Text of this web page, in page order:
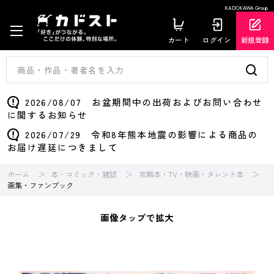
KADOKAWA Group
カート ログイン 新規登録
2026/08/07 お盆期間中の出荷およびお問い合わせ
に関するお知らせ
2026/07/29 令和8年熊本地震の影響による商品の
お届け遅延につきまして
ホーム 本・コミック・雑誌
攻略本・TV・映画・タレント本
画集・ファンブック
画像タップで拡大